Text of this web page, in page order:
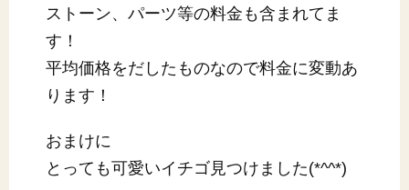
ストーン、パーツ等の料金も含まれてま
す！
平均価格をだしたものなので料金に変動あ
ります！
おまけに
とっても可愛いイチゴ見つけました(*^^*)